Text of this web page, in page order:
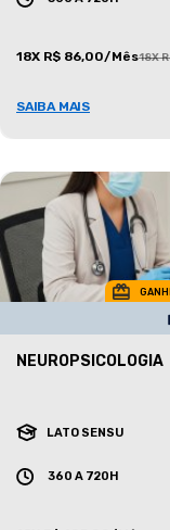
18X R$ 86,00/Mês18X
SAIBA MAIS
NEUROPSICOLOGIA
LATO SENSU
360 A 720H